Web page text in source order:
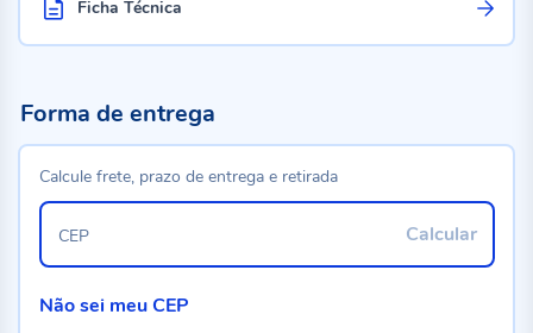
Ficha Técnica
Forma de entrega
Calcule frete, prazo de entrega e retirada
Calcular
CEP
Não sei meu CEP